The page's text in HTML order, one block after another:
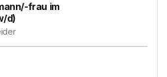
frau im
d)